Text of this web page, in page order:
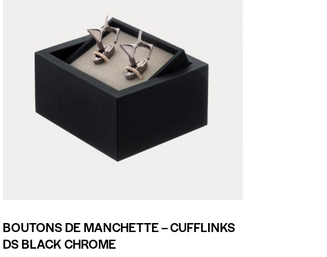
BOUTONS DE MANCHETTE – CUFFLINKS
DS BLACK CHROME